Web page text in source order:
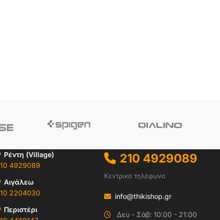
Ρέντη (Village)
4929089
Αιγάλεω
2204030
Περιστέρι
210 4929089
Κεντρικό τηλέφωνο
info@thikishop.gr
Δευ - Σάβ: 10:00 - 21:00